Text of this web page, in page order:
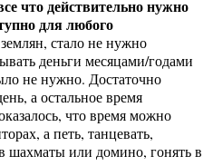
что действительно нужно
для любого
стало не нужно
деньги месяцами/годами
не нужно. Достаточно
а остальное время
что время можно
а петь, танцевать,
шахматы или домино, гонять в